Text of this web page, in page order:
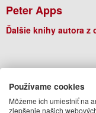
Peter Apps
Ďalšie knihy autora z
Používame cookies
Môžeme ich umiestniť na
zlepšenie našich